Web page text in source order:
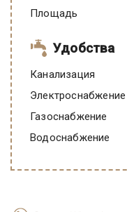
Площадь
Удобства
Канализация
Электроснабжение
Газоснабжение
Водоснабжение